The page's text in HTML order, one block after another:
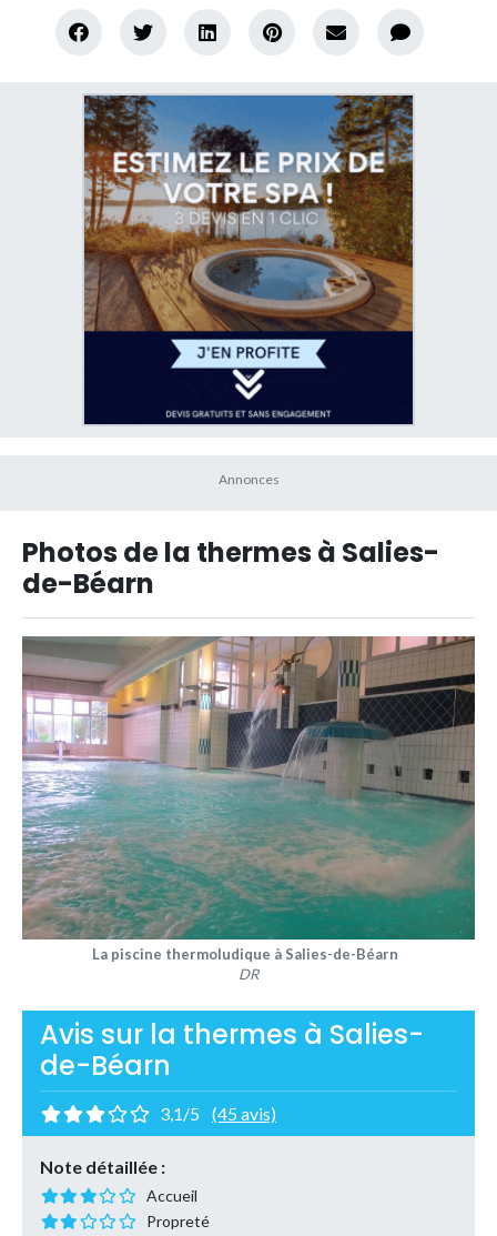
Photos de la thermes à Salies-
de-Béarn
La piscine thermoludique à Salies-de-Béarn
DR
Avis sur la thermes à Salies-
de-Béarn
3,1/5 (45 avis)
Note détaillée :
Accueil
Propreté